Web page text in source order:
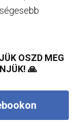
OSZD MEG
🙏